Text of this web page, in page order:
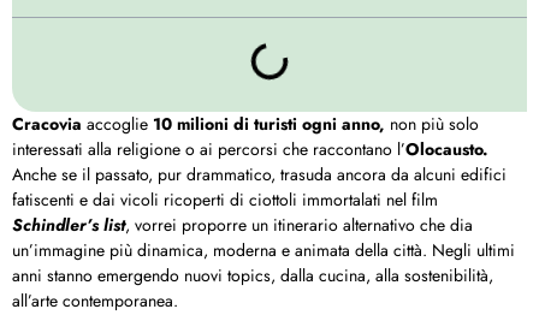
Cracovia accoglie 10 milioni di turisti ogni anno, non più solo
interessati alla religione o ai percorsi che raccontano l’Olocausto.
Anche se il passato, pur drammatico, trasuda ancora da alcuni edifici
fatiscenti e dai vicoli ricoperti di ciottoli immortalati nel film
Schindler’s list, vorrei proporre un itinerario alternativo che dia
un’immagine più dinamica, moderna e animata della città. Negli ultimi
anni stanno emergendo nuovi topics, dalla cucina, alla sostenibilità,
all’arte contemporanea.